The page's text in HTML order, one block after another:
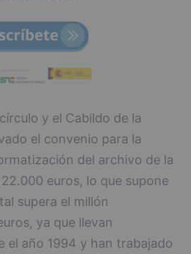
y el Cabildo de la
el convenio para la
del archivo de la
euros, lo que supone
supera el millón
ya que llevan
el año 1994 y han trabajado